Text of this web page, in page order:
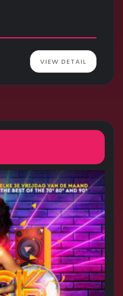
VIEW DETAIL